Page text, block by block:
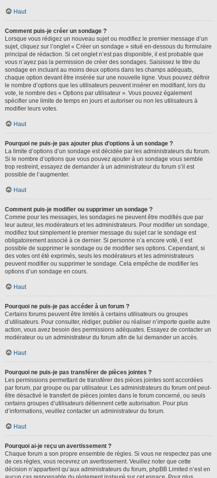
Haut
Comment puis-je créer un sondage ?
Lorsque vous rédigez un nouveau sujet ou modifiez le premier message d’un
sujet, cliquez sur l’onglet « Créer un sondage » situé en-dessous du formulaire
principal de rédaction. Si cet onglet n’est pas disponible, il est probable que
vous n’ayez pas la permission de créer des sondages. Saisissez le titre du
sondage en incluant au moins deux options dans les champs adéquats,
chaque option devant être insérée sur une nouvelle ligne. Vous pouvez définir
le nombre d’options que les utilisateurs peuvent insérer en modifiant, lors du
vote, le nombre des « Options par utilisateur ». Vous pouvez également
spécifier une limite de temps en jours et autoriser ou non les utilisateurs à
modifier leurs votes.
Haut
Pourquoi ne puis-je pas ajouter plus d’options à un sondage ?
La limite d’options d’un sondage est décidée par les administrateurs du forum.
Si le nombre d’options que vous pouvez ajouter à un sondage vous semble
trop restreint, essayez de demander à un administrateur du forum s’il est
possible de l’augmenter.
Haut
Comment puis-je modifier ou supprimer un sondage ?
Comme pour les messages, les sondages ne peuvent être modifiés que par
leur auteur, les modérateurs et les administrateurs. Pour modifier un sondage,
modifiez tout simplement le premier message du sujet car le sondage est
obligatoirement associé à ce dernier. Si personne n’a encore voté, il est
possible de supprimer le sondage ou de modifier ses options. Cependant, si
des votes ont été exprimés, seuls les modérateurs et les administrateurs
peuvent modifier ou supprimer le sondage. Cela empêche de modifier les
options d’un sondage en cours.
Haut
Pourquoi ne puis-je pas accéder à un forum ?
Certains forums peuvent être limités à certains utilisateurs ou groupes
d’utilisateurs. Pour consulter, rédiger, publier ou réaliser n’importe quelle autre
action, vous avez besoin des permissions adéquates. Essayez de contacter un
modérateur ou un administrateur du forum afin de lui demander un accès.
Haut
Pourquoi ne puis-je pas transférer de pièces jointes ?
Les permissions permettant de transférer des pièces jointes sont accordées
par forum, par groupe ou par utilisateur. Les administrateurs du forum ont peut-
être désactivé le transfert de pièces jointes dans le forum concerné, ou seuls
certains groupes d’utilisateurs détiennent cette autorisation. Pour plus
d’informations, veuillez contacter un administrateur du forum.
Haut
Pourquoi ai-je reçu un avertissement ?
Chaque forum a son propre ensemble de règles. Si vous ne respectez pas une
de ces règles, vous recevrez un avertissement. Veuillez noter que cette
décision n’appartient qu’aux administrateurs du forum, phpBB Limited n’est en